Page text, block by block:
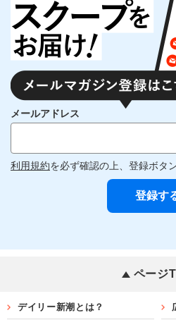
メールアドレス
利用規約を必ず確認の上、登録ボタ
ページ
デイリー新潮とは？